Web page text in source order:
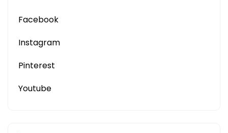
Facebook
Instagram
Pinterest
Youtube